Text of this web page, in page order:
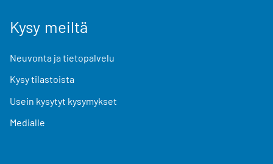
Kysy meiltä
Neuvonta ja tietopalvelu
Kysy tilastoista
Usein kysytyt kysymykset
Medialle